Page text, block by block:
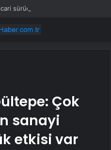
Çok
sanayi
etkisi var